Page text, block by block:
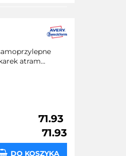
atram...
71.93
71.93
DO KOSZYKA